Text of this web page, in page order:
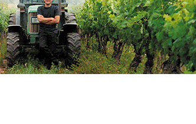
más vengativo que nunca en #V3enganza